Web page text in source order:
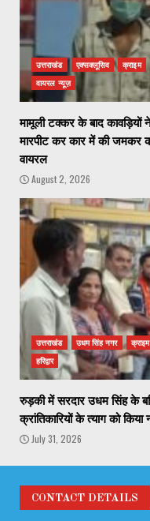
उत्तराखंड एक्सक्लूसिव क्राइम
वायरल न्यूज़
मामूली टक्कर के बाद
मारपीट कर कार में की जमकर
वायरल
August 2, 2026
उत्तराखंड उधम सिंह नगर क्राइम
हरिद्वार
रुड़की में सरदार उधम सिंह के
क्रांतिकारियों के त्याग को
July 31, 2026
CONTACT DETAILS